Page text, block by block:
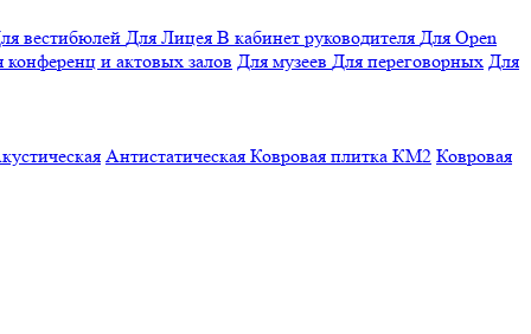
вестибюлей Для Лицея В кабинет руководителя Для Open
конференц и актовых залов Для музеев Для переговорных Для
Антистатическая Ковровая плитка КМ2 Ковровая